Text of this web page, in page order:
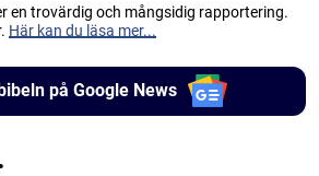
en trovärdig och mångsidig rapportering.
Här kan du läsa mer...
på Google News